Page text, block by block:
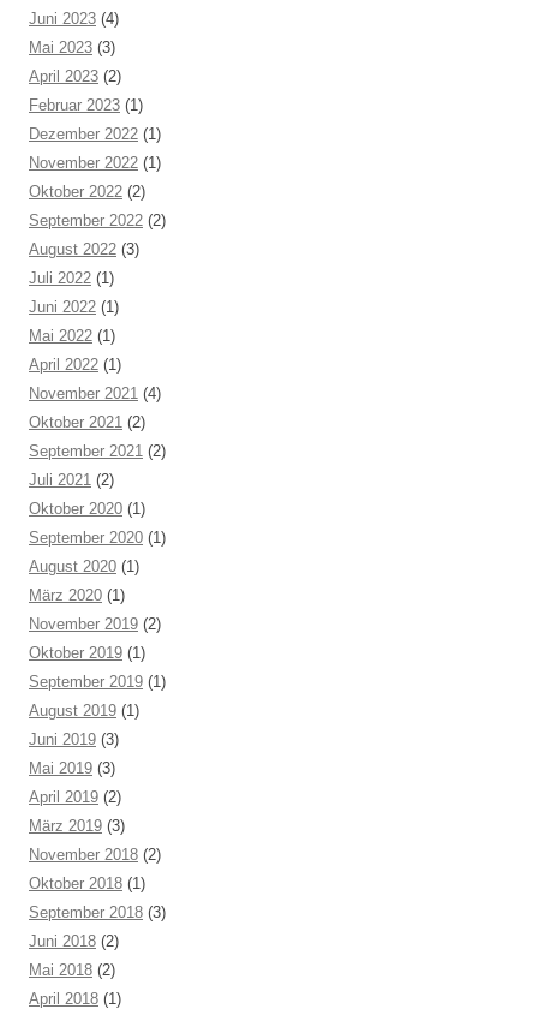
Juni 2023 (4)
Mai 2023 (3)
April 2023 (2)
Februar 2023 (1)
Dezember 2022 (1)
November 2022 (1)
Oktober 2022 (2)
September 2022 (2)
August 2022 (3)
Juli 2022 (1)
Juni 2022 (1)
Mai 2022 (1)
April 2022 (1)
November 2021 (4)
Oktober 2021 (2)
September 2021 (2)
Juli 2021 (2)
Oktober 2020 (1)
September 2020 (1)
August 2020 (1)
März 2020 (1)
November 2019 (2)
Oktober 2019 (1)
September 2019 (1)
August 2019 (1)
Juni 2019 (3)
Mai 2019 (3)
April 2019 (2)
März 2019 (3)
November 2018 (2)
Oktober 2018 (1)
September 2018 (3)
Juni 2018 (2)
Mai 2018 (2)
April 2018 (1)